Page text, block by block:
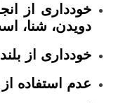
خودداری از
دویدن، شنا،
خودداری از
عدم استفاده